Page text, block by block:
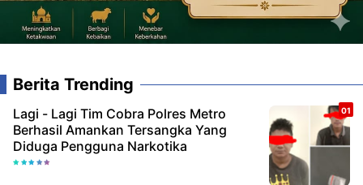
Berita Trending
Lagi - Lagi Tim Cobra Polres Metro
Berhasil Amankan Tersangka Yang
Diduga Pengguna Narkotika